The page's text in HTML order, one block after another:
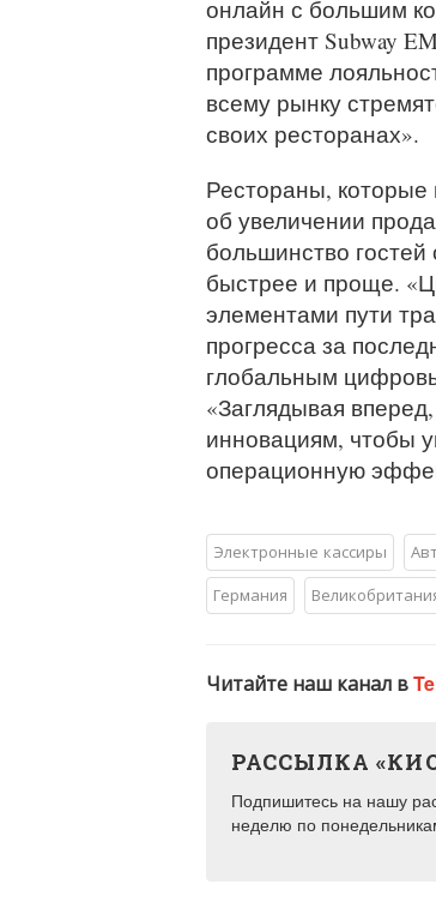
онлайн с большим
президент Subway
программе
всему рынку
своих ресторанах».
Рестораны,
об увеличении
большинство
быстрее и проще.
элементами пути
прогресса за
глобальным
«Заглядывая
инновациям, чтобы
операционную
Электронные кассиры
Германия
Читайте наш канал в
РАССЫЛКА
Подпишитесь на нашу
неделю по